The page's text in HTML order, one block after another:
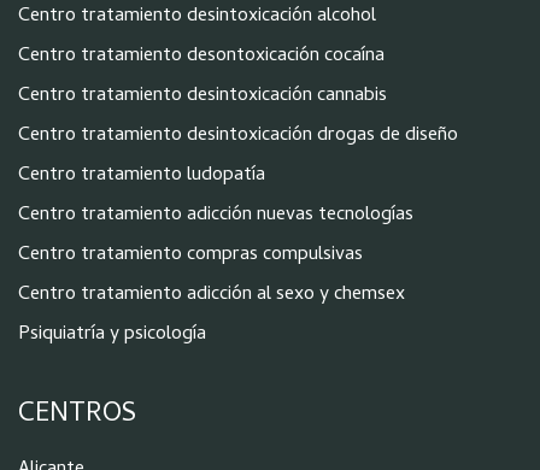
Centro tratamiento desintoxicación alcohol
Centro tratamiento desontoxicación cocaína
Centro tratamiento desintoxicación cannabis
Centro tratamiento desintoxicación drogas de diseño
Centro tratamiento ludopatía
Centro tratamiento adicción nuevas tecnologías
Centro tratamiento compras compulsivas
Centro tratamiento adicción al sexo y chemsex
Psiquiatría y psicología
CENTROS